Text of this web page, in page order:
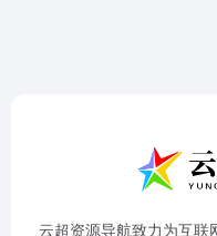
云超资源导航致力为互联